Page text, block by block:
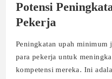
Potensi
Pekerja
Peningkatan upah minimum
para pekerja untuk
kompetensi mereka. Ini